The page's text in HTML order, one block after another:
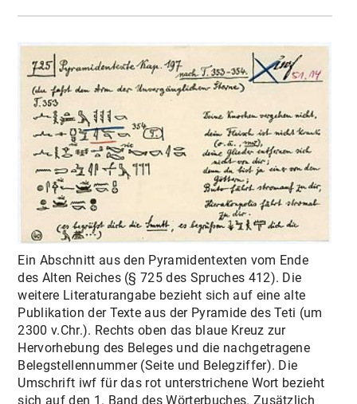
Ein Abschnitt aus den Pyramidentexten vom Ende
des Alten Reiches (§ 725 des Spruches 412). Die
weitere Literaturangabe bezieht sich auf eine alte
Publikation der Texte aus der Pyramide des Teti (um
2300 v.Chr.). Rechts oben das blaue Kreuz zur
Hervorhebung des Beleges und die nachgetragene
Belegstellennummer (Seite und Belegziffer). Die
Umschrift iwf für das rot unterstrichene Wort bezieht
sich auf den 1. Band des Wörterbuches. Zusätzlich